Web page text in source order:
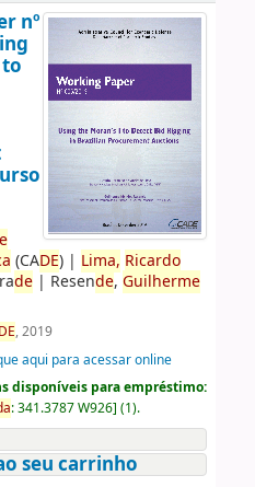
nº
(CADE)| Lima, Ricardo
de| Resende, Guilherme
, 2019
aqui para acessar online
disponíveis para empréstimo:
:341.3787 W926] (1).
seu carrinho